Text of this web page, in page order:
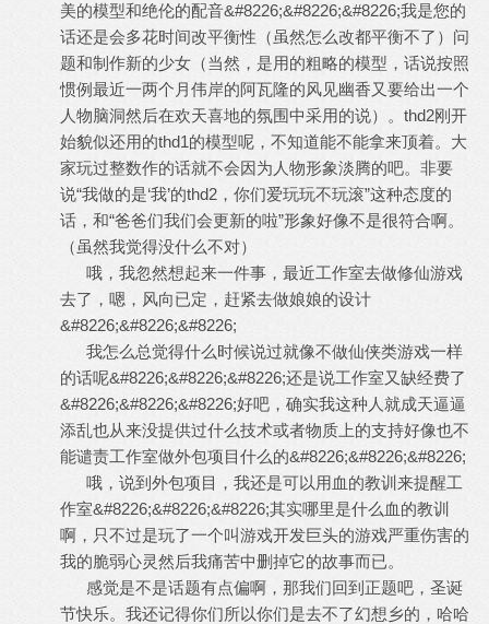
美的模型和绝伦的配音&#8226;&#8226;&#8226;我是您的
话还是会多花时间改平衡性（虽然怎么改都平衡不了）问
题和制作新的少女（当然，是用的粗略的模型，话说按照
惯例最近一两个月伟岸的阿瓦隆的风见幽香又要给出一个
人物脑洞然后在欢天喜地的氛围中采用的说）。thd2刚开
始貌似还用的thd1的模型呢，不知道能不能拿来顶着。大
家玩过整数作的话就不会因为人物形象淡腾的吧。非要
说“我做的是‘我’的thd2，你们爱玩玩不玩滚”这种态度的
话，和“爸爸们我们会更新的啦”形象好像不是很符合啊。
（虽然我觉得没什么不对）
哦，我忽然想起来一件事，最近工作室去做修仙游戏
去了，嗯，风向已定，赶紧去做娘娘的设计
&#8226;&#8226;&#8226;
我怎么总觉得什么时候说过就像不做仙侠类游戏一样
的话呢&#8226;&#8226;&#8226;还是说工作室又缺经费了
&#8226;&#8226;&#8226;好吧，确实我这种人就成天逼逼
添乱也从来没提供过什么技术或者物质上的支持好像也不
能谴责工作室做外包项目什么的&#8226;&#8226;&#8226;
哦，说到外包项目，我还是可以用血的教训来提醒工
作室&#8226;&#8226;&#8226;其实哪里是什么血的教训
啊，只不过是玩了一个叫游戏开发巨头的游戏严重伤害的
我的脆弱心灵然后我痛苦中删掉它的故事而已。
感觉是不是话题有点偏啊，那我们回到正题吧，圣诞
节快乐。我还记得你们所以你们是去不了幻想乡的，哈哈